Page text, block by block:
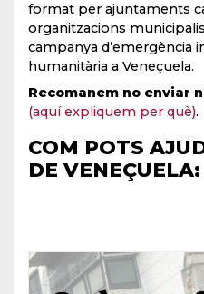
format per ajuntaments
organitzacions
campanya d’emergència
humanitària a Veneçuela.
Recomanem no enviar
(aquí expliquem per què).
COM POTS
DE VENEÇUELA: